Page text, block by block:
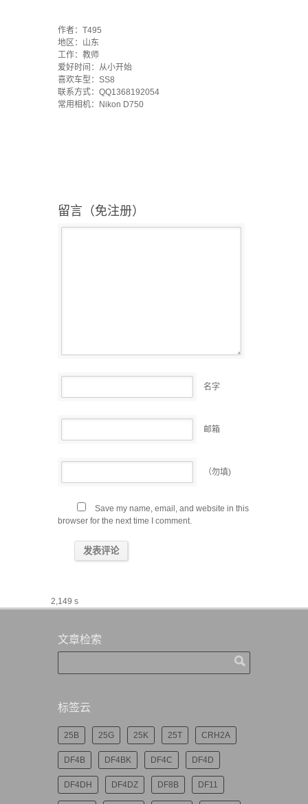
作者：T495
地区：山东
工作：教师
爱好时间：从小开始
喜欢车型：SS8
联系方式：QQ1368192054
常用相机：Nikon D750
留言（免注册）
名字
邮箱
（勿填)
Save my name, email, and website in this
browser for the next time I comment.
2,149 s
文章检索
标签云
25B 25G 25K 25T CRH2A
DF4B DF4BK DF4C DF4D
DF4DH DF4DZ DF8B DF11